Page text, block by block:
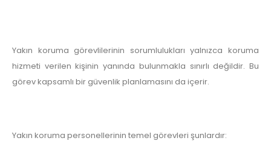
Yakın koruma görevlilerinin sorumlulukları yalnızca koruma
hizmeti verilen kişinin yanında bulunmakla sınırlı değildir. Bu
görev kapsamlı bir güvenlik planlamasını da içerir.
Yakın koruma personellerinin temel görevleri şunlardır: